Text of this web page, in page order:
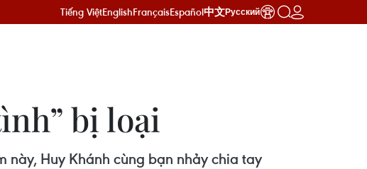
Tiếng ViệtEnglishFrançaisEspañol中文Русский
bị loại
Huy Khánh cùng bạn nhảy chia tay